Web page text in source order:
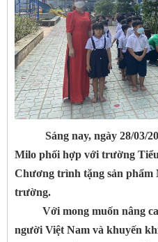
Sáng nay, ngày 28/03/
Milo phối hợp với trường
Chương trình tặng sản phẩm
trường.
Với mong muốn nâng cao
người Việt Nam và khuyến